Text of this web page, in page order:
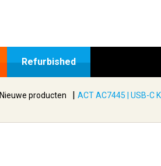
Refurbished
Nieuwe producten | ACT AC7445 | USB-C